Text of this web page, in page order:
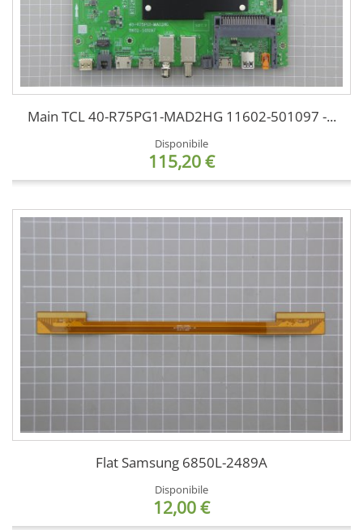
Main TCL 40-R75PG1-MAD2HG 11602-501097 -...
Disponibile
115,20 €
Flat Samsung 6850L-2489A
Disponibile
12,00 €